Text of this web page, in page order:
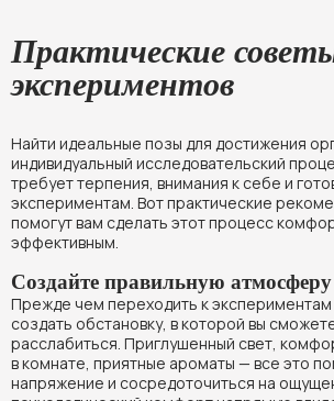
Практические
экспериментов
Найти идеальные позы для достижения
индивидуальный исследовательский
требует терпения, внимания к себе и
экспериментам. Вот практические
помогут вам сделать этот процесс
эффективным.
Создайте правильную атмосферу
Прежде чем переходить к
создать обстановку, в которой вы
расслабиться. Приглушенный свет,
в комнате, приятные ароматы — все это
напряжение и сосредоточиться на